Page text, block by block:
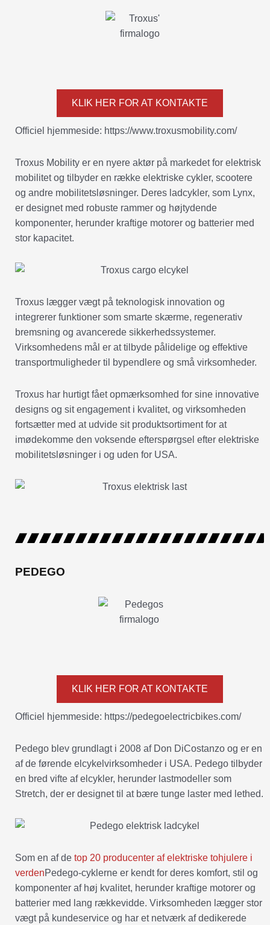
KLIK HER FOR AT KONTAKTE
Officiel hjemmeside: https://www.troxusmobility.com/
Troxus Mobility er en nyere aktør på markedet for elektrisk
mobilitet og tilbyder en række elektriske cykler, scootere
og andre mobilitetsløsninger. Deres ladcykler, som Lynx,
er designet med robuste rammer og højtydende
komponenter, herunder kraftige motorer og batterier med
stor kapacitet.
Troxus lægger vægt på teknologisk innovation og
integrerer funktioner som smarte skærme, regenerativ
bremsning og avancerede sikkerhedssystemer.
Virksomhedens mål er at tilbyde pålidelige og effektive
transportmuligheder til bypendlere og små virksomheder.
Troxus har hurtigt fået opmærksomhed for sine innovative
designs og sit engagement i kvalitet, og virksomheden
fortsætter med at udvide sit produktsortiment for at
imødekomme den voksende efterspørgsel efter elektriske
mobilitetsløsninger i og uden for USA.
PEDEGO
KLIK HER FOR AT KONTAKTE
Officiel hjemmeside: https://pedegoelectricbikes.com/
Pedego blev grundlagt i 2008 af Don DiCostanzo og er en
af de førende elcykelvirksomheder i USA. Pedego tilbyder
en bred vifte af elcykler, herunder lastmodeller som
Stretch, der er designet til at bære tunge laster med lethed.
Som en af de top 20 producenter af elektriske tohjulere i
verdenPedego-cyklerne er kendt for deres komfort, stil og
komponenter af høj kvalitet, herunder kraftige motorer og
batterier med lang rækkevidde. Virksomheden lægger stor
vægt på kundeservice og har et netværk af dedikerede